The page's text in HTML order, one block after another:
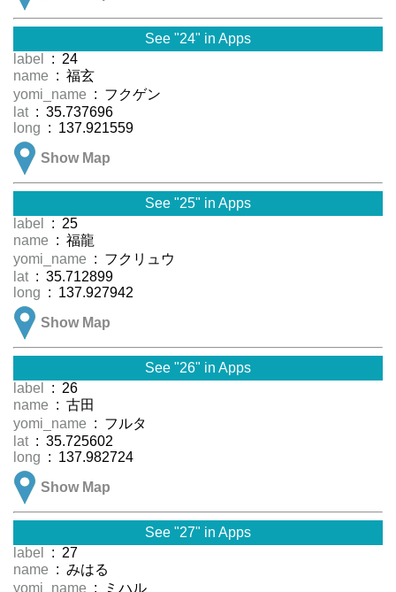
See "24" in Apps
label
: 24
name : 福玄
yomi_name : フクゲン
lat : 35.737696
long : 137.921559
Show Map
See "25" in Apps
label
: 25
name : 福龍
yomi_name : フクリュウ
lat : 35.712899
long : 137.927942
Show Map
See "26" in Apps
label
: 26
name : 古田
yomi_name : フルタ
lat : 35.725602
long : 137.982724
Show Map
See "27" in Apps
label
: 27
name : みはる
yomi_name : ミハル